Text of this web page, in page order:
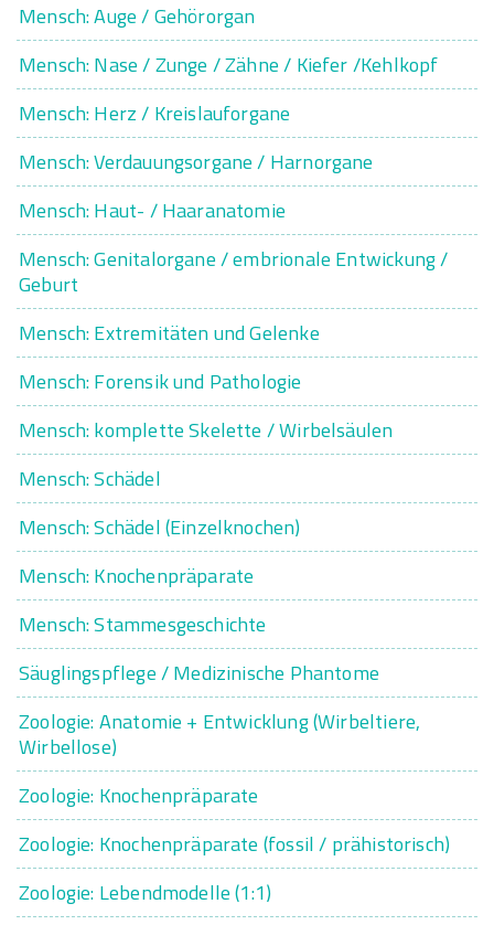
Mensch: Auge / Gehörorgan
Mensch: Nase / Zunge / Zähne / Kiefer /Kehlkopf
Mensch: Herz / Kreislauforgane
Mensch: Verdauungsorgane / Harnorgane
Mensch: Haut- / Haaranatomie
Mensch: Genitalorgane / embrionale Entwickung /
Geburt
Mensch: Extremitäten und Gelenke
Mensch: Forensik und Pathologie
Mensch: komplette Skelette / Wirbelsäulen
Mensch: Schädel
Mensch: Schädel (Einzelknochen)
Mensch: Knochenpräparate
Mensch: Stammesgeschichte
Säuglingspflege / Medizinische Phantome
Zoologie: Anatomie + Entwicklung (Wirbeltiere,
Wirbellose)
Zoologie: Knochenpräparate
Zoologie: Knochenpräparate (fossil / prähistorisch)
Zoologie: Lebendmodelle (1:1)